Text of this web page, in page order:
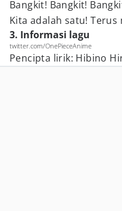
Bangkit! Bangkit!
Kita adalah satu! Terus
3. Informasi lagu
twitter.com/OnePieceAnime
Pencipta lirik: Hibino